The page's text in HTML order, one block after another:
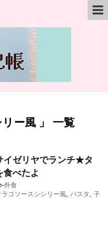
リー風 」 一覧
イゼリヤでランチ★タ
食べたよ
-外食
ラコソースシシリー風, パスタ , 子